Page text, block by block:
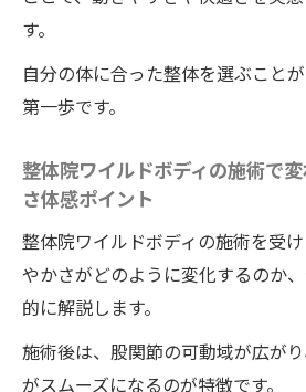
スムーズな騎乗位を叶える身
関節ケアの基礎知識
整体院ワイルドボディの
で滑らかな動きをサポー
整体院ワイルドボディで
る重要ポイント
自宅でできるワイルド
ケア方法
す。
自分の体に合った整体を選ぶこと
第一歩です。
整体院ワイルドボディの施術で
さ体感ポイント
整体院ワイルドボディの施術を受
やかさがどのように変化するのか
的に解説します。
施術後は、股関節の可動域が広が
がスムーズになるのが特徴です。